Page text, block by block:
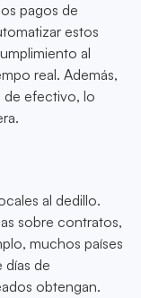
pagos de
estos
al
real. Además,
efectivo, lo
al dedillo.
sobre contratos,
muchos países
de
obtengan.